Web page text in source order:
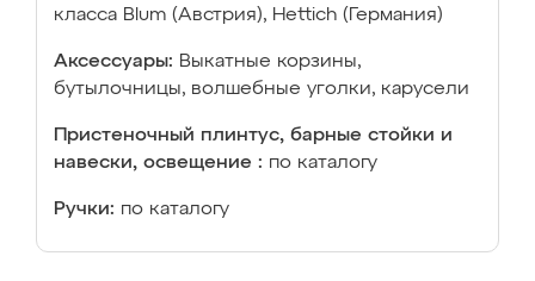
класса Blum (Австрия), Hettich (Германия)
Аксессуары: Выкатные корзины,
бутылочницы, волшебные уголки, карусели
Пристеночный плинтус, барные стойки и
навески, освещение : по каталогу
Ручки: по каталогу